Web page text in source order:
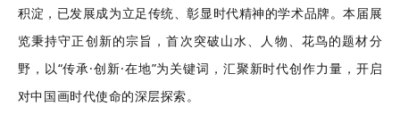
积淀，已发展成为立足传统、彰显时代精神的学术品牌。本届展
览秉持守正创新的宗旨，首次突破山水、人物、花鸟的题材分
野，以“传承·创新·在地”为关键词，汇聚新时代创作力量，开启
对中国画时代使命的深层探索。